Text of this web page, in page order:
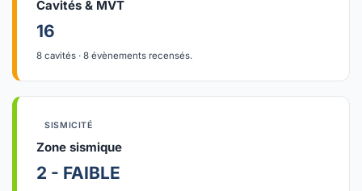
Cavités & MVT
16
8 cavités · 8 évènements recensés.
SISMICITÉ
Zone sismique
2 - FAIBLE